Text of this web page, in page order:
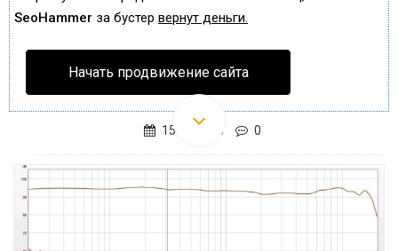
SeoHammer за бустер вернут деньги.
Начать продвижение сайта
15.01.2018 0